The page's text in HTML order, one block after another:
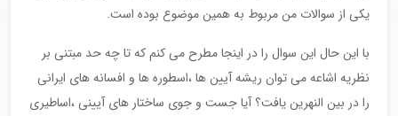
یکی از سوالات من مربوط به همین موضوع بوده است.
با این حال این سوال را در اینجا مطرح می کنم که تا چه حد مبتنی بر
نظریه اشاعه می توان ریشه آیین ها ،اسطوره ها و افسانه های ایرانی
را در بین النهرین یافت؟ آیا جست و جوی ساختار های آیینی ،اساطیری